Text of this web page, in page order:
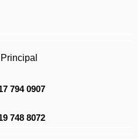
794 0907
748 8072